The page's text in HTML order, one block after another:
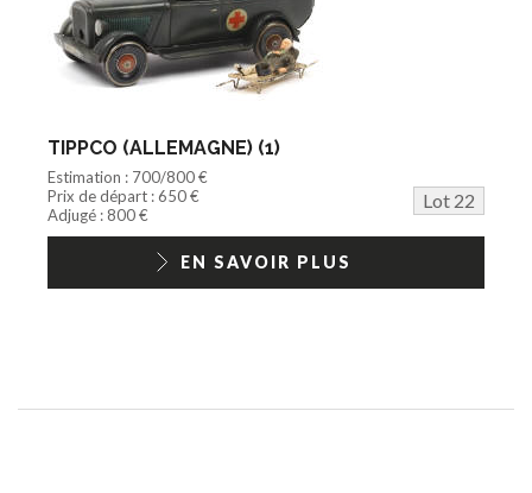
TIPPCO (ALLEMAGNE) (1)
Estimation : 700/800 €
Prix de départ : 650 €
Lot 22
Adjugé : 800 €
EN SAVOIR PLUS